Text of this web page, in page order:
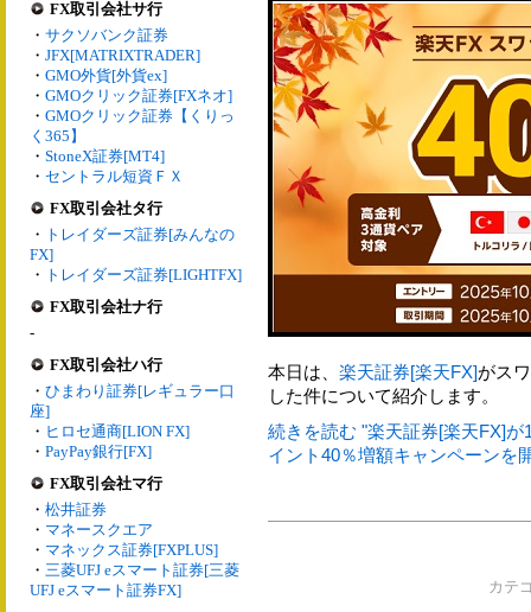
FX取引会社サ行
・ サクソバンク証券
・ JFX[MATRIXTRADER]
・ GMO外貨[外貨ex]
・ GMOクリック証券[FXネオ]
・ GMOクリック証券【くりっ
く365】
・ StoneX証券[MT4]
・ セントラル短資ＦＸ
FX取引会社タ行
・ トレイダーズ証券[みんなの
FX]
・ トレイダーズ証券[LIGHTFX]
FX取引会社ナ行
-
FX取引会社ハ行
・ ひまわり証券[レギュラー口
座]
・ ヒロセ通商[LION FX]
・ PayPay銀行[FX]
FX取引会社マ行
・ 松井証券
・ マネースクエア
・ マネックス証券[FXPLUS]
・ 三菱UFJ eスマート証券[三菱
UFJ eスマート証券FX]
本日は、 楽天証券[楽天FX]がス
した件について紹介します。
続きを読む "楽天証券[楽天FX]
イント40％増額キャンペーンを
カテ